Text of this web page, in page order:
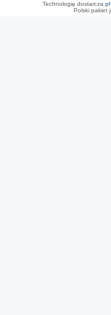
Technologię dostarcza
Polski pakiet